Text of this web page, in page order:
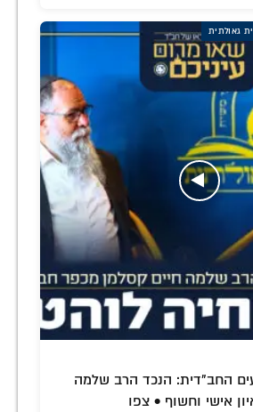
גאולתית
החב"דית: הנכד הרב שלמה
אישי וחשוף • צפו